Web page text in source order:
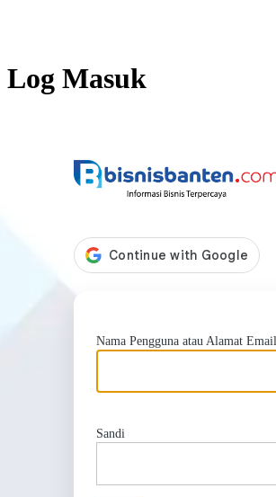
Log Masuk
Nama Pengguna atau Alamat Email
Sandi